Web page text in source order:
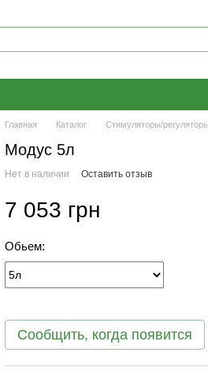
Главная Каталог Стимуляторы/
Модус 5л
Нет в наличии Оставить отзыв
7 053 грн
Обьем:
Сообщить, когда появится